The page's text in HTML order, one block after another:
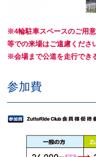
※4輪駐車スペースのご用
等での来場はご遠慮くださ
※会場まで公道を走行でき
参加費